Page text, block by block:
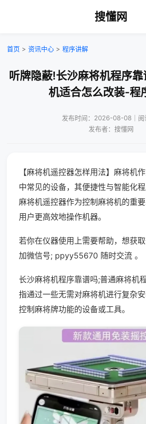
搜懂网
首页 > 资讯中心 > 程序讲解
听牌隐蔽!长沙麻将机程序
机适合怎么改装-程
发布时间：2026-08-08｜阅
发布者：搜懂网
【麻将机遥控器怎样用法】麻将机
中常见的设备，其便捷性与智能化
麻将机遥控器作为控制麻将机的重
用户更高效地操作机器。
若你在仪器使用上需要帮助，想获
加微信号; ppyy55670 随时交流 。
长沙麻将机程序靠谱吗;普通麻将机
指通过一些无需对麻将机进行复杂
控制麻将牌功能的设备或工具。